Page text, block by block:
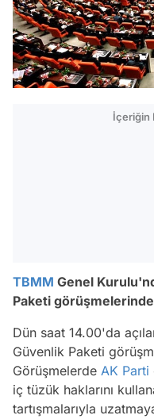
İçeriğin
TBMM Genel
Paketi
Dün saat 14.00'da
Güvenlik Paketi
Görüşmelerde AK Parti
iç tüzük haklarını
tartışmalarıyla